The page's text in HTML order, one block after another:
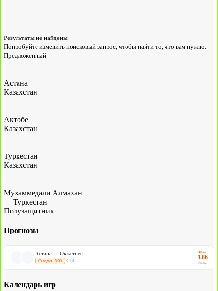
Результаты не найдены
Попробуйте изменить поисковый запрос, чтобы найти то, что вам нужно.
Предложенный
Астана
Казахстан
Актобе
Казахстан
Туркестан
Казахстан
Мухаммедали Алмахан
Туркестан |
Полузащитник
Прогнозы
Астана — Окжетпес
Сегодня 18:00 КПЛ
Ubet
1.86
Коэф.
Календарь игр